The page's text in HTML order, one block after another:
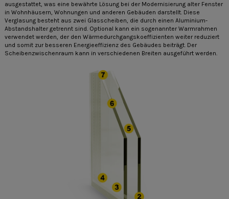
ausgestattet, was eine bewährte Lösung bei der Modernisierung alter Fenster
in Wohnhäusern, Wohnungen und anderen Gebäuden darstellt. Diese
Verglasung besteht aus zwei Glasscheiben, die durch einen Aluminium-
Abstandshalter getrennt sind. Optional kann ein sogenannter Warmrahmen
verwendet werden, der den Wärmedurchgangskoeffizienten weiter reduziert
und somit zur besseren Energieeffizienz des Gebäudes beiträgt. Der
Scheibenzwischenraum kann in verschiedenen Breiten ausgeführt werden.